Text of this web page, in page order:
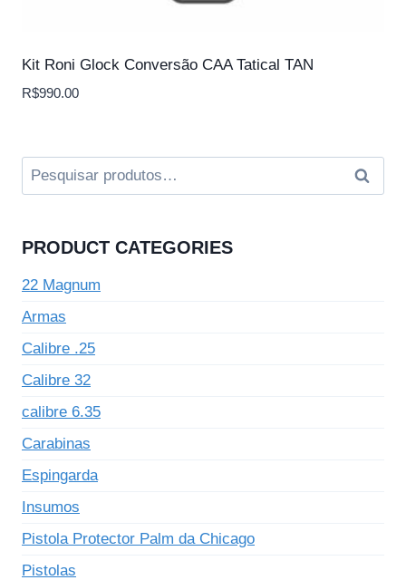
Kit Roni Glock Conversão CAA Tatical TAN
R$990.00
Pesquisar
por:
PRODUCT CATEGORIES
22 Magnum
Armas
Calibre .25
Calibre 32
calibre 6.35
Carabinas
Espingarda
Insumos
Pistola Protector Palm da Chicago
Pistolas